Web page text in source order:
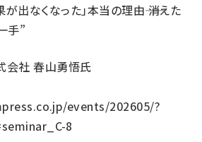
出なくなった」本当の理由―― 消えた
手”
会社 春山勇悟氏
events/202605/?
8